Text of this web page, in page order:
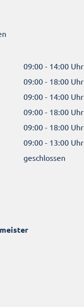
09:00 - 14:00 Uhr
09:00 - 18:00 Uhr
09:00 - 14:00 Uhr
09:00 - 18:00 Uhr
09:00 - 18:00 Uhr
09:00 - 13:00 Uhr
geschlossen